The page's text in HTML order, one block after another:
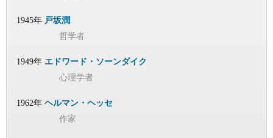
1945年 戸坂潤
哲学者
1949年 エドワード・ソーンダイク
心理学者
1962年 ヘルマン・ヘッセ
作家